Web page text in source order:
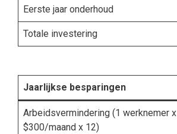
Eerste jaar onderhoud
Totale investering
Jaarlijkse besparingen
Arbeidsvermindering (1 werknemer x
$300/maand x 12)